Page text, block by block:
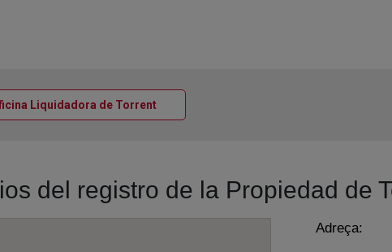
Liquidadora de TorrentVentana nueva
del registro de la Propiedad de
Adreça: